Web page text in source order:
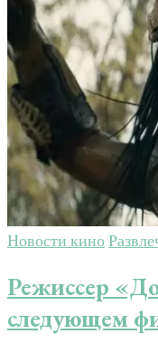
Новости кино
Режиссер
следующем